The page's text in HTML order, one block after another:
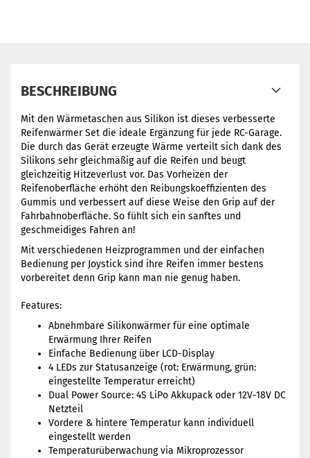
BESCHREIBUNG
Mit den Wärmetaschen aus Silikon ist dieses verbesserte
Reifenwärmer Set die ideale Ergänzung für jede RC-Garage.
Die durch das Gerät erzeugte Wärme verteilt sich dank des
Silikons sehr gleichmäßig auf die Reifen und beugt
gleichzeitig Hitzeverlust vor. Das Vorheizen der
Reifenoberfläche erhöht den Reibungskoeffizienten des
Gummis und verbessert auf diese Weise den Grip auf der
Fahrbahnoberfläche. So fühlt sich ein sanftes und
geschmeidiges Fahren an!
Mit verschiedenen Heizprogrammen und der einfachen
Bedienung per Joystick sind ihre Reifen immer bestens
vorbereitet denn Grip kann man nie genug haben.
Features:
Abnehmbare Silikonwärmer für eine optimale
Erwärmung Ihrer Reifen
Einfache Bedienung über LCD-Display
4 LEDs zur Statusanzeige (rot: Erwärmung, grün:
eingestellte Temperatur erreicht)
Dual Power Source: 4S LiPo Akkupack oder 12V-18V DC
Netzteil
Vordere & hintere Temperatur kann individuell
eingestellt werden
Temperaturüberwachung via Mikroprozessor